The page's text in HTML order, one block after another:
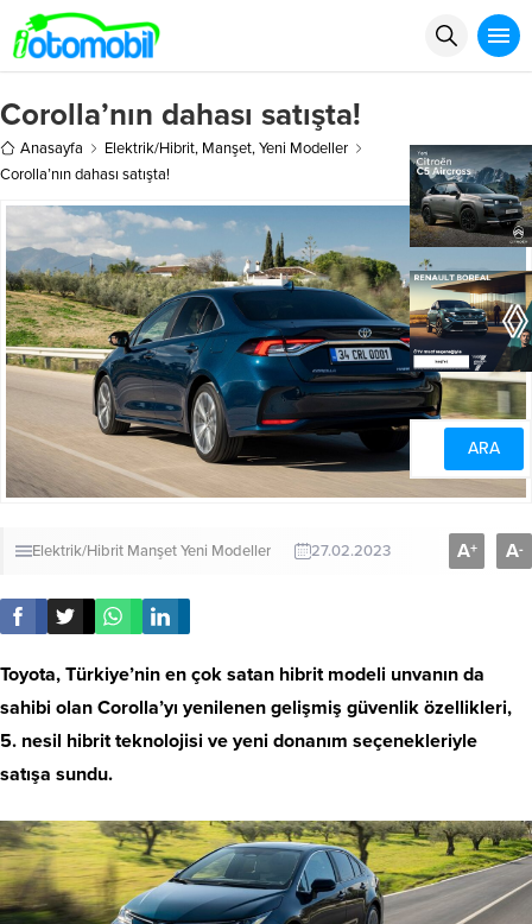
Corolla’nın dahası satışta!
Anasayfa Elektrik/Hibrit, Manşet,Yeni Modeller
Corolla’nın dahası satışta!
Elektrik/Hibrit ManşetYeni Modeller 27.02.2023 A+ A-
Toyota, Türkiye’nin en çok satan hibrit modeli unvanın da
sahibi olan Corolla’yı yenilenen gelişmiş güvenlik özellikleri,
5. nesil hibrit teknolojisi ve yeni donanım seçenekleriyle
satışa sundu.